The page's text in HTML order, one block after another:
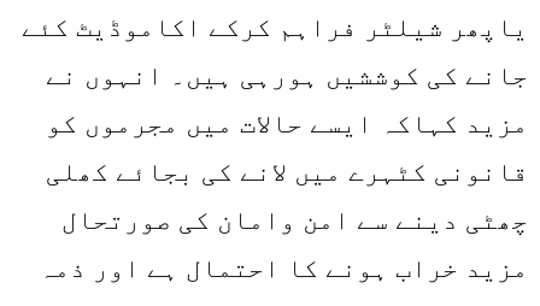
یاپھر شیلٹر فراہم کرکے اکاموڈیٹ کئے
جانے کی کوششیں ہورہی ہیں۔ انہوں نے
مزید کہاکہ ایسے حالات میں مجرموں کو
قانونی کٹہرے میں لانے کی بجائے کھلی
چھٹی دینے سے امن وامان کی صورتحال
مزید خراب ہونے کا احتمال ہے اور ذمہ